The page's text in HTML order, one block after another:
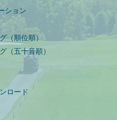
ション
（順位順）
（五十音順）
ロード